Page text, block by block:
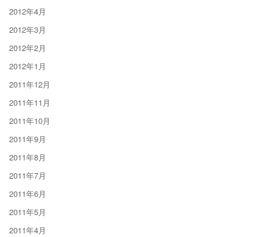
2012年4月
2012年3月
2012年2月
2012年1月
2011年12月
2011年11月
2011年10月
2011年9月
2011年8月
2011年7月
2011年6月
2011年5月
2011年4月